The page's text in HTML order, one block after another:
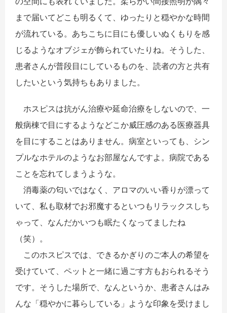
まで届いてどこも明るくて、ゆったりと穏やかな時間
が流れている。あちこちに目にも優しいぬくもりを感
じるようなオブジェが飾られていたりね。そうした、
患者さんが普段目にしているものを、読者の方と共有
したいという気持ちもありました。
ホスピスは抗がん治療や延命治療をしないので、一
般病棟で目にするようなどこか威圧感のある医療器具
を目にすることはありません。病室といっても、シン
プルなホテルのようなお部屋なんですよ。病院である
ことを忘れてしまうような。
消毒薬の匂いではなく、アロマのいい香りが漂って
いて、私も取材でお邪魔するといつもリラックスしち
ゃって、なんだかいつも眠たくなってましたね
（笑）。
このホスピスでは、できるかぎりのご本人の希望を
受けていて、ペットと一緒に過ごす方もおられるそう
です。そうした場所で、なんというか、患者さんはみ
んな「穏やかに暮らしている」ような印象を受けまし